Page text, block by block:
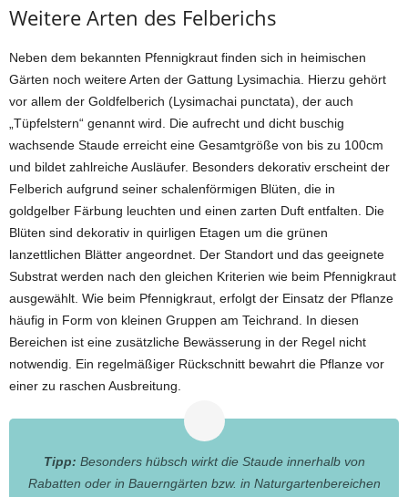
Weitere Arten des Felberichs
Neben dem bekannten Pfennigkraut finden sich in heimischen
Gärten noch weitere Arten der Gattung Lysimachia. Hierzu gehört
vor allem der Goldfelberich (Lysimachai punctata), der auch
„Tüpfelstern“ genannt wird. Die aufrecht und dicht buschig
wachsende Staude erreicht eine Gesamtgröße von bis zu 100cm
und bildet zahlreiche Ausläufer. Besonders dekorativ erscheint der
Felberich aufgrund seiner schalenförmigen Blüten, die in
goldgelber Färbung leuchten und einen zarten Duft entfalten. Die
Blüten sind dekorativ in quirligen Etagen um die grünen
lanzettlichen Blätter angeordnet. Der Standort und das geeignete
Substrat werden nach den gleichen Kriterien wie beim Pfennigkraut
ausgewählt. Wie beim Pfennigkraut, erfolgt der Einsatz der Pflanze
häufig in Form von kleinen Gruppen am Teichrand. In diesen
Bereichen ist eine zusätzliche Bewässerung in der Regel nicht
notwendig. Ein regelmäßiger Rückschnitt bewahrt die Pflanze vor
einer zu raschen Ausbreitung.
Tipp: Besonders hübsch wirkt die Staude innerhalb von
Rabatten oder in Bauerngärten bzw. in Naturgartenbereichen